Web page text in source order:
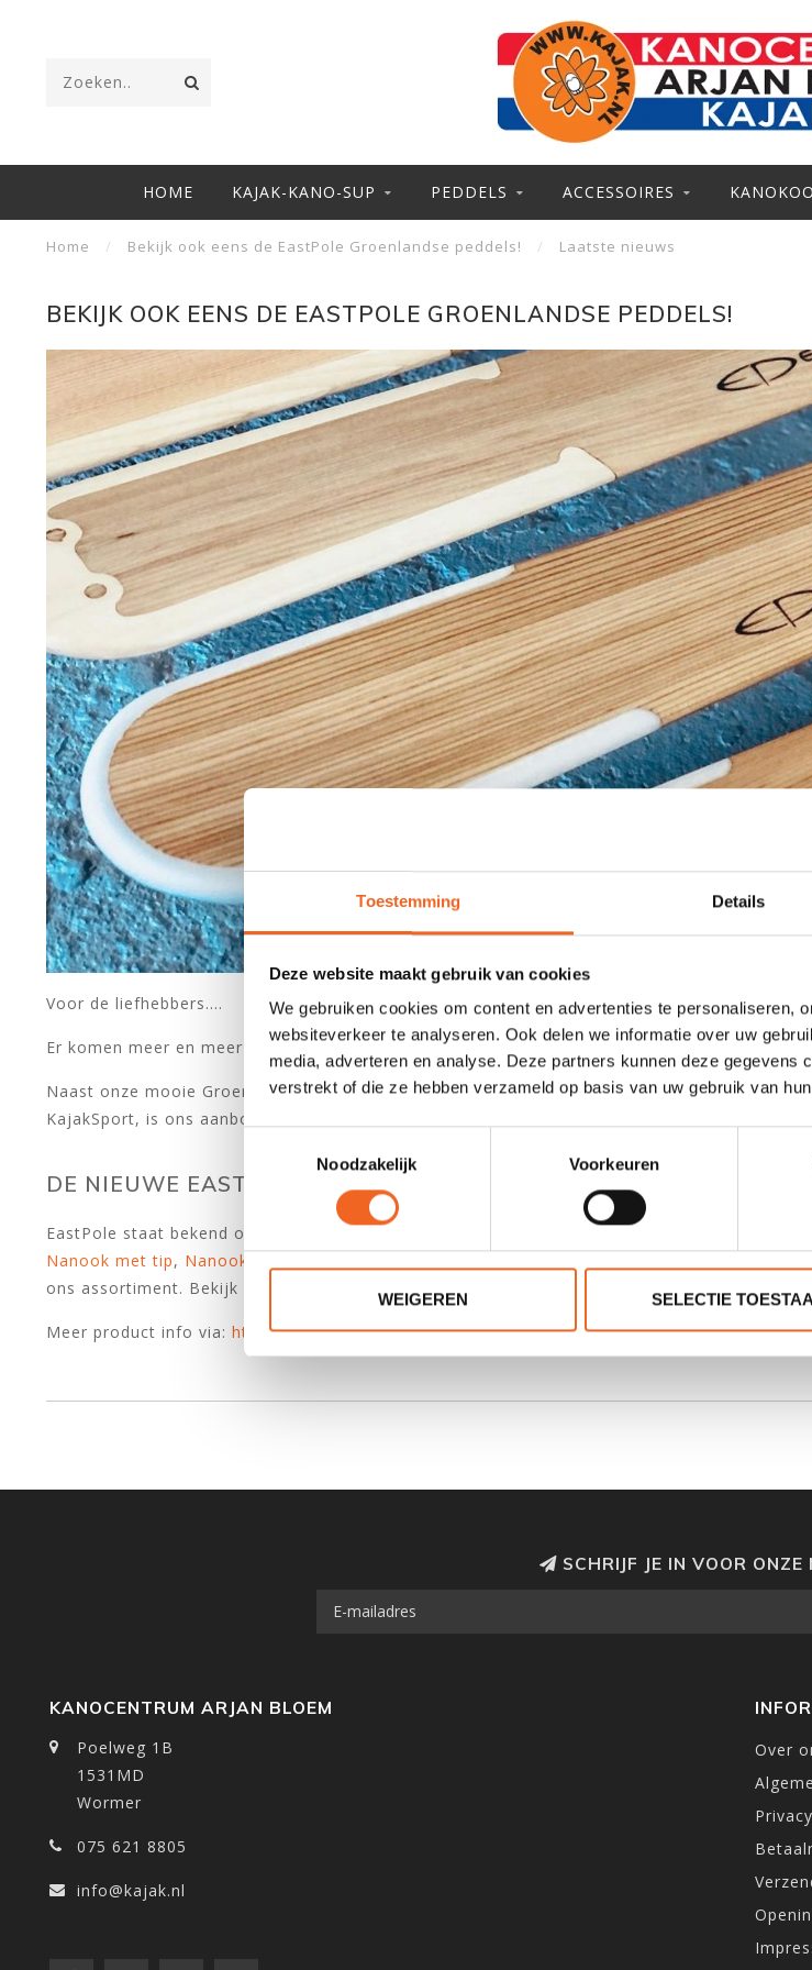
Toestemming Details
Deze website maakt gebruik van cookies
We gebruiken cookies om content en advertenties te personaliseren,
websiteverkeer te analyseren. Ook delen we informatie over uw
media, adverteren en analyse. Deze partners kunnen deze gegevens
verstrekt of die ze hebben verzameld op basis van uw gebruik van
Noodzakelijk
Voorkeuren
WEIGEREN SELECTIE
HOME KAJAK-KANO-SUP PEDDELS ACCESSOIRES
Home / Bekijk ook eens de EastPole Groenlandse peddels! / Laatste nieuws
BEKIJK OOK EENS DE EASTPOLE GROENLANDSE PEDDELS!
Voor de liefhebbers....
Er komen meer en meer liefhebbers voor de Groenlandse peddels, dus ons aanbod wordt
Naast onze mooie Groenlandse peddels van Wiosla, de superlichte carbon peddel van Spirit
KajakSport, is ons aanbod bij de Groenlandse peddels aangevuld met de Gearlab Outdoors en
DE NIEUWE EASTPOLE PEDDELS
EastPole staat bekend om de Nanook serie en wij hebben de volgende 4 uitvoeringen in
Nanook met tip, Nanook Bone Edge Glow
ons assortiment. Bekijk alle nieuwe modellen hier. Prijzen vanaf €280,- tot €360,-. Ze liggen
Meer product info via: https://eastpolepaddles.com/
SCHRIJF JE IN VOOR ONZE
KANOCENTRUM ARJAN BLOEM
Poelweg 1B
1531MD
Wormer
075 621 8805
info@kajak.nl
Over